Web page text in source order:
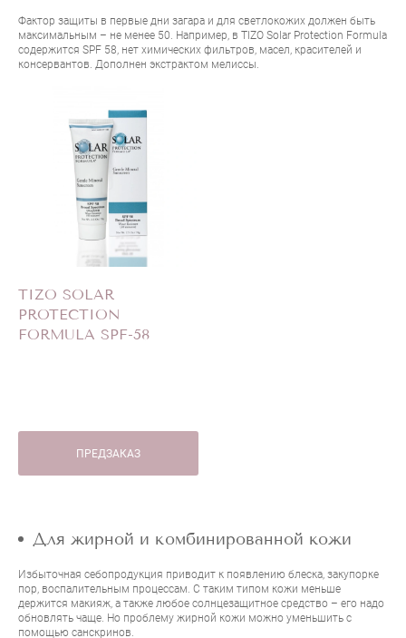
Фактор защиты в первые дни загара и для светлокожих должен быть
максимальным – не менее 50. Например, в TIZO Solar Protection Formula
содержится SPF 58, нет химических фильтров, масел, красителей и
консервантов. Дополнен экстрактом мелиссы.
TIZO SOLAR
PROTECTION
FORMULA SPF-58
ПРЕДЗАКАЗ
Для жирной и комбинированной кожи
Избыточная себопродукция приводит к появлению блеска, закупорке
пор, воспалительным процессам. С таким типом кожи меньше
держится макияж, а также любое солнцезащитное средство – его надо
обновлять чаще. Но проблему жирной кожи можно уменьшить с
помощью санскринов.